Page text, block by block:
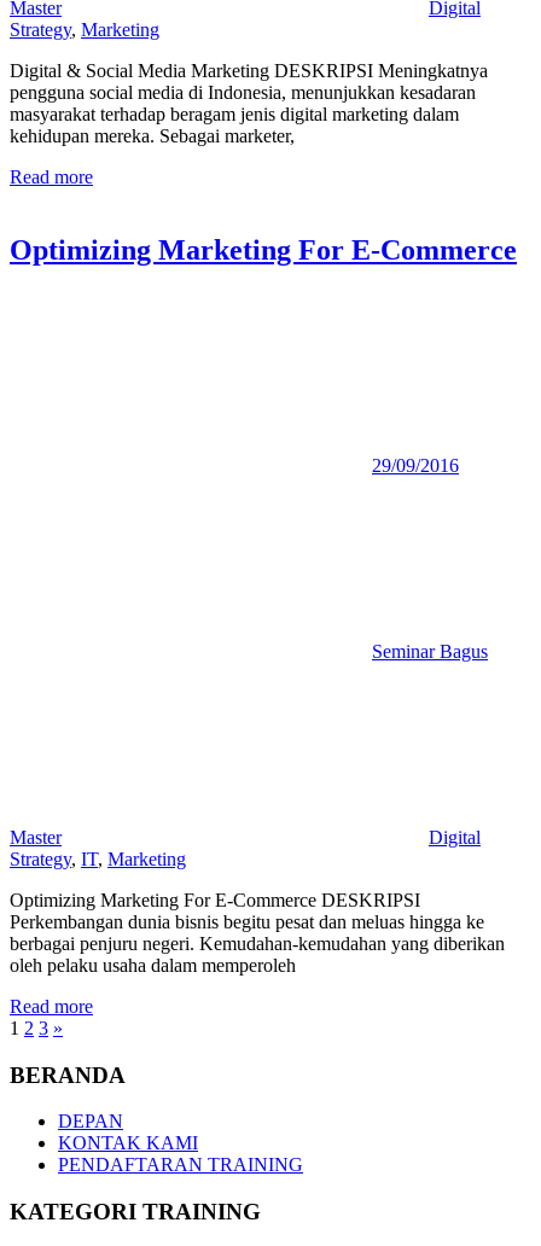
Master
Digital
Strategy, Marketing
Digital & Social Media Marketing DESKRIPSI Meningkatnya
pengguna social media di Indonesia, menunjukkan kesadaran
masyarakat terhadap beragam jenis digital marketing dalam
kehidupan mereka. Sebagai marketer,
Read more
Optimizing Marketing For E-Commerce
29/09/2016
Seminar Bagus
Master
Digital
Strategy, IT, Marketing
Optimizing Marketing For E-Commerce DESKRIPSI
Perkembangan dunia bisnis begitu pesat dan meluas hingga ke
berbagai penjuru negeri. Kemudahan-kemudahan yang diberikan
oleh pelaku usaha dalam memperoleh
Read more
Posts
pagination
1 2 3 Next
»
BERANDA
DEPAN
KONTAK KAMI
PENDAFTARAN TRAINING
KATEGORI TRAINING